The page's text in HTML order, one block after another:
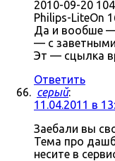
2010-09-20
Philips-LiteOn
Да и вообше —
— с
Эт — сцылка
Ответить
серый:
11.04.2011 в
Заебали вы
Тема про
несите в